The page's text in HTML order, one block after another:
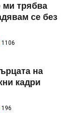
трябва
се без
1106
на
кадри
196